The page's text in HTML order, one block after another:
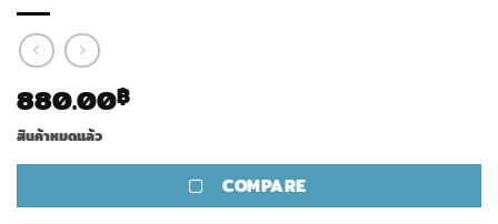
880.00฿
สินค้าหมดแล้ว
COMPARE